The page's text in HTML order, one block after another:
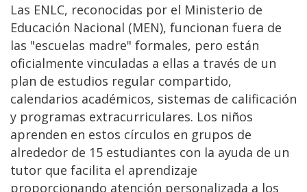
Las ENLC, reconocidas por el Ministerio de
Educación Nacional (MEN), funcionan fuera de
las "escuelas madre" formales, pero están
oficialmente vinculadas a ellas a través de un
plan de estudios regular compartido,
calendarios académicos, sistemas de calificación
y programas extracurriculares. Los niños
aprenden en estos círculos en grupos de
alrededor de 15 estudiantes con la ayuda de un
tutor que facilita el aprendizaje
proporcionando atención personalizada a los